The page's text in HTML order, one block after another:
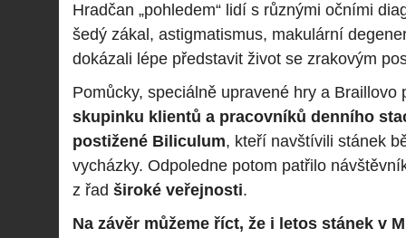
Hradčan „pohledem“ lidí s různými očními
šedý zákal, astigmatismus, makulární
dokázali lépe představit život se zrakovým
Pomůcky, speciálně upravené hry a Braillovo
skupinku klientů a pracovníků denního
postižené Biliculum, kteří navštívili stánek
vycházky. Odpoledne potom patřilo
z řad široké veřejnosti.
Na závěr můžeme říct, že i letos stánek v